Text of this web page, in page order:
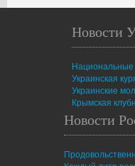
Новости
Национальные
Украинская
Украинские
Крымская
Новости